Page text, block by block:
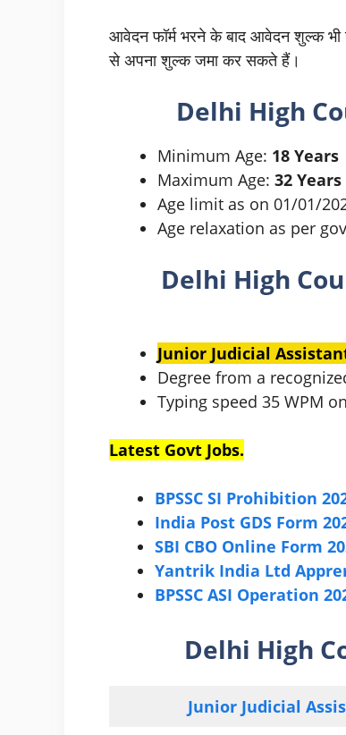
आवेदन फॉर्म भरने के बाद आवेदन शुल्क भी
से अपना शुल्क जमा कर सकते हैं।
Delhi High
Minimum Age: 18 Years
Maximum Age: 32 Years
Age limit as on 01/01/
Age relaxation as per
Delhi High
Junior Judicial
Degree from a
Typing speed 35 WPM
Latest Govt Jobs.
BPSSC SI Prohibition
India Post GDS Form
SBI CBO Online Form
Yantrik India Ltd
BPSSC ASI Operation
Delhi High
Junior Judicial